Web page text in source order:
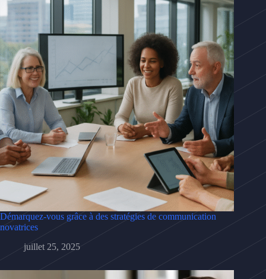
Démarquez-vous grâce à des stratégies de communication
novatrices
juillet 25, 2025